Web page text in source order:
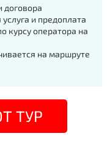
договора
и предоплата
курсу оператора на
на маршруте
ТУР